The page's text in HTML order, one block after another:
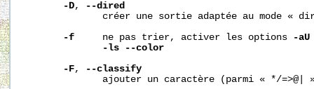
-D,
--dired
créer une sortie adaptée au mode «
-f
     ne pas trier, activer les options
-aU
-ls
--color
-F,
--classify
ajouter un caractère (parmi « */=>@|